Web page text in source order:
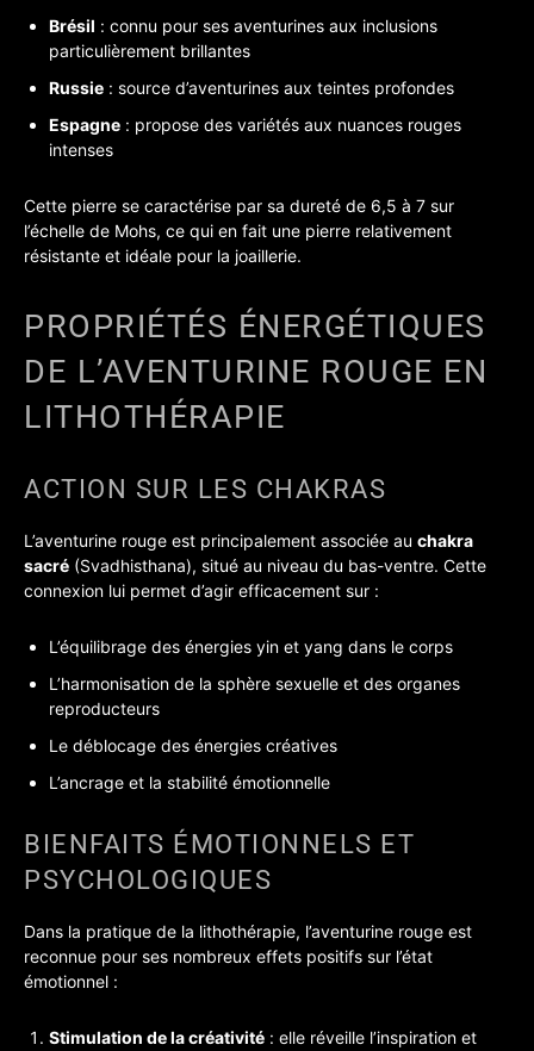
Brésil : connu pour ses aventurines aux inclusions
particulièrement brillantes
Russie : source d’aventurines aux teintes profondes
Espagne : propose des variétés aux nuances rouges
intenses
Cette pierre se caractérise par sa dureté de 6,5 à 7 sur
l’échelle de Mohs, ce qui en fait une pierre relativement
résistante et idéale pour la joaillerie.
PROPRIÉTÉS ÉNERGÉTIQUES
DE L’AVENTURINE ROUGE EN
LITHOTHÉRAPIE
ACTION SUR LES CHAKRAS
L’aventurine rouge est principalement associée au chakra
sacré (Svadhisthana), situé au niveau du bas-ventre. Cette
connexion lui permet d’agir efficacement sur :
L’équilibrage des énergies yin et yang dans le corps
L’harmonisation de la sphère sexuelle et des organes
reproducteurs
Le déblocage des énergies créatives
L’ancrage et la stabilité émotionnelle
BIENFAITS ÉMOTIONNELS ET
PSYCHOLOGIQUES
Dans la pratique de la lithothérapie, l’aventurine rouge est
reconnue pour ses nombreux effets positifs sur l’état
émotionnel :
Stimulation de la créativité : elle réveille l’inspiration et